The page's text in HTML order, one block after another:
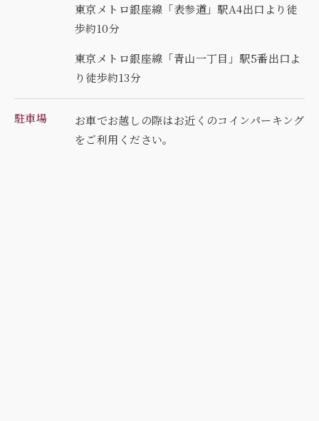
東京メトロ銀座線「表参道」駅A4出口より徒
歩約10分
東京メトロ銀座線「青山一丁目」駅5番出口よ
り徒歩約13分
駐車場
お車でお越しの際はお近くのコインパーキング
をご利用ください。